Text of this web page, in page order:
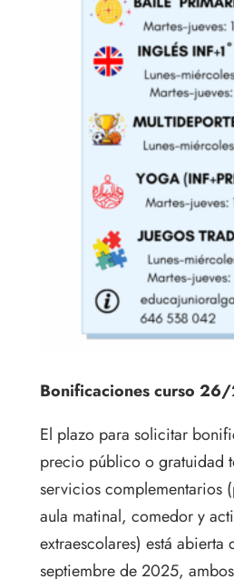
Bonificaciones curso
El plazo para solicitar
precio público o gratuidad
servicios complementarios
aula matinal, comedor y
extraescolares) está abierta
septiembre de 2025,